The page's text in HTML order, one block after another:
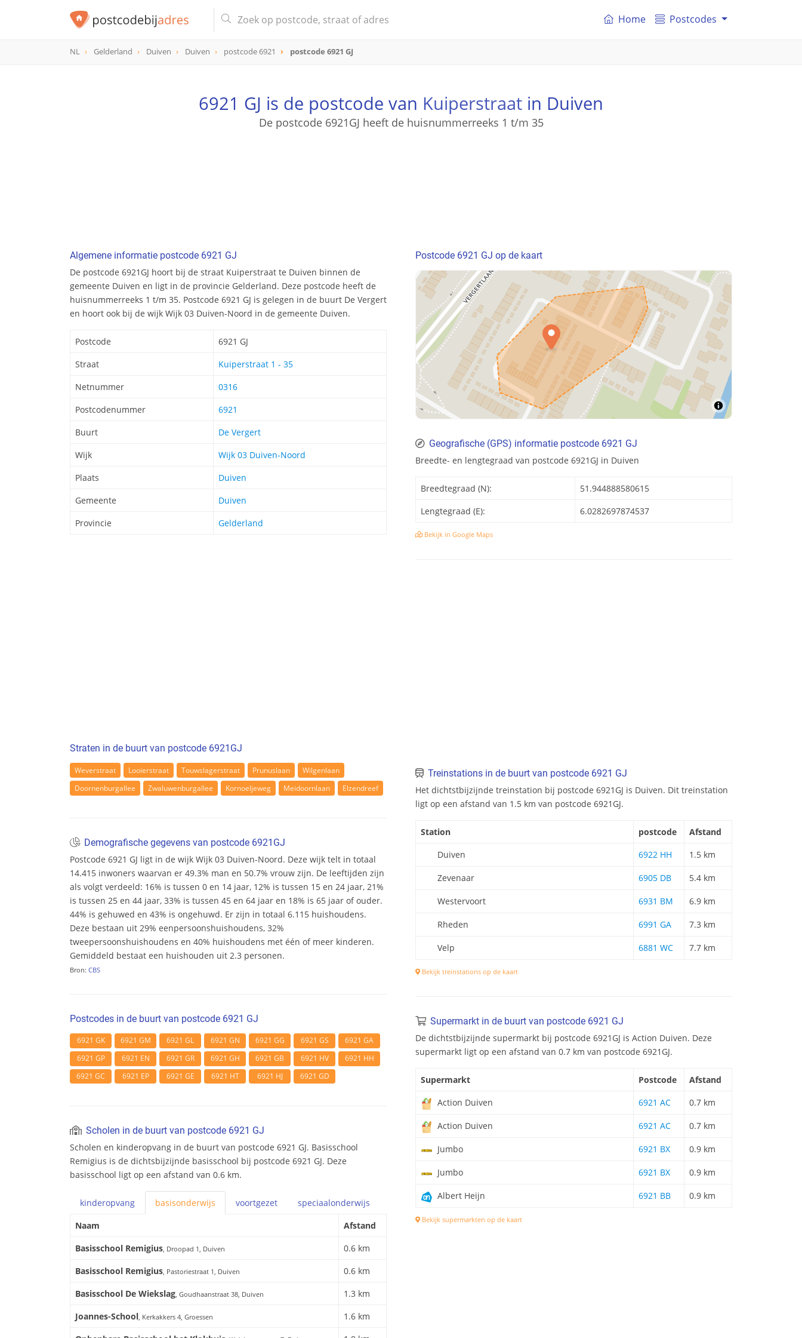
Home Postcodes
NL Gelderland Duiven Duiven postcode 6921 postcode 6921 GJ
6921 GJ is de postcode van Kuiperstraat in Duiven
De postcode 6921GJ heeft de huisnummerreeks 1 t/m 35
Algemene informatie postcode 6921 GJ
De postcode 6921GJ hoort bij de straat Kuiperstraat te Duiven binnen de
gemeente Duiven en ligt in de provincie Gelderland. Deze postcode heeft de
huisnummerreeks 1 t/m 35. Postcode 6921 GJ is gelegen in de buurt De Vergert
en hoort ook bij de wijk Wijk 03 Duiven-Noord in de gemeente Duiven.
Postcode
6921 GJ
Straat
Kuiperstraat 1 - 35
Netnummer
0316
Postcodenummer
6921
Buurt
De Vergert
Wijk
Wijk 03 Duiven-Noord
Plaats
Duiven
Gemeente
Duiven
Provincie
Gelderland
Straten in de buurt van postcode 6921GJ
Weverstraat Looierstraat Touwslagerstraat Prunuslaan
Wilgenlaan
Doornenburgallee
Zwaluwenburgallee Kornoeljeweg Meidoornlaan Elzendreef
Demografische gegevens van postcode 6921GJ
Postcode 6921 GJ ligt in de wijk Wijk 03 Duiven-Noord. Deze wijk telt in totaal
14.415 inwoners waarvan er 49.3% man en 50.7% vrouw zijn. De leeftijden zijn
als volgt verdeeld: 16% is tussen 0 en 14 jaar, 12% is tussen 15 en 24 jaar, 21%
is tussen 25 en 44 jaar, 33% is tussen 45 en 64 jaar en 18% is 65 jaar of ouder.
44% is gehuwed en 43% is ongehuwd. Er zijn in totaal 6.115 huishoudens.
Deze bestaan uit 29% eenpersoonshuishoudens, 32%
tweepersoonshuishoudens en 40% huishoudens met één of meer kinderen.
Gemiddeld bestaat een huishouden uit 2.3 personen.
Bron: CBS
Postcodes in de buurt van postcode 6921 GJ
6921 GK 6921 GM 6921 GL 6921 GN 6921 GG 6921 GS
6921 GA
6921 GP
6921 EN 6921 GR 6921 GH 6921 GB 6921 HV
6921 HH
6921 GC
6921 EP 6921 GE 6921 HT 6921 HJ 6921 GD
Scholen in de buurt van postcode 6921 GJ
Scholen en kinderopvang in de buurt van postcode 6921 GJ. Basisschool
Remigius is de dichtsbijzijnde basisschool bij postcode 6921 GJ. Deze
basisschool ligt op een afstand van 0.6 km.
kinderopvang basisonderwijs voortgezet speciaalonderwijs
Naam
Afstand
Basisschool Remigius, Droopad 1, Duiven
0.6 km
Basisschool Remigius, Pastoriestraat 1, Duiven
0.6 km
Basisschool De Wiekslag, Goudhaanstraat 38, Duiven
1.3 km
Joannes-School, Kerkakkers 4, Groessen
1.6 km
Postcode 6921 GJ op de kaart
Geografische (GPS) informatie postcode 6921 GJ
Breedte- en lengtegraad van postcode 6921GJ in Duiven
Breedtegraad (N):
51.944888580615
Lengtegraad (E):
6.0282697874537
Bekijk in Google Maps
Treinstations in de buurt van postcode 6921 GJ
Het dichtstbijzijnde treinstation bij postcode 6921GJ is Duiven. Dit treinstation
ligt op een afstand van 1.5 km van postcode 6921GJ.
Station postcode
Afstand
Duiven
6922 HH 1.5 km
Zevenaar 6905 DB 5.4 km
Westervoort 6931 BM 6.9 km
Rheden 6991 GA 7.3 km
Velp 6881 WC 7.7 km
Bekijk treinstations op de kaart
Supermarkt in de buurt van postcode 6921 GJ
De dichtstbijzijnde supermarkt bij postcode 6921GJ is Action Duiven. Deze
supermarkt ligt op een afstand van 0.7 km van postcode 6921GJ.
Supermarkt Postcode
Afstand
Action Duiven
6921 AC 0.7 km
Action Duiven 6921 AC 0.7 km
Jumbo 6921 BX 0.9 km
Jumbo 6921 BX 0.9 km
Albert Heijn 6921 BB 0.9 km
Bekijk supermarkten op de kaart